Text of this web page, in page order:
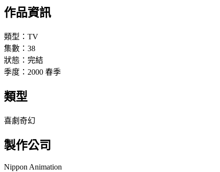
作品資訊
類型： TV
集數： 38
狀態： 完結
季度： 2000 春季
類型
喜劇 奇幻
製作公司
Nippon Animation